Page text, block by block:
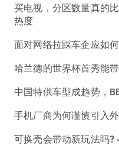
买电视，分区数量真的
热度
面对网络拉踩车企应如
哈兰德的世界杯首秀能
中国特供车型成趋势，
手机厂商为何谨慎引入
可换壳会带动新玩法吗?